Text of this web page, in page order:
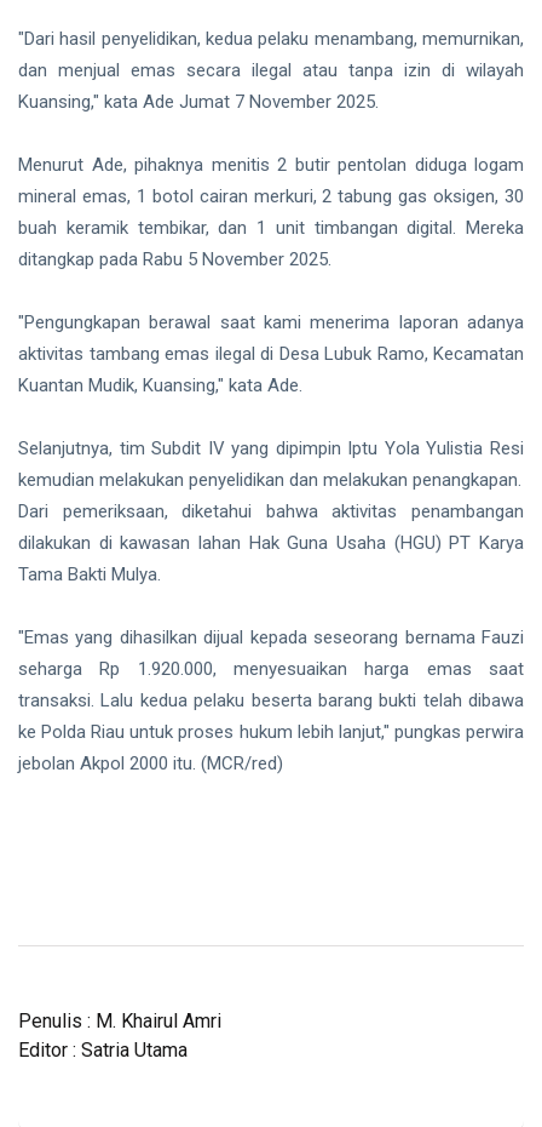
demi
Menjaga
Ketahanan
Energi
Prabowo Subianto
Indonesia
Pilkada 2024
KPK
Politik
PSSI
"Dari hasil penyelidikan, kedua pelaku menambang, memurnikan,
dan menjual emas secara ilegal atau tanpa izin di wilayah
Kuansing," kata Ade Jumat 7 November 2025.
Menurut Ade, pihaknya menitis 2 butir pentolan diduga logam
mineral emas, 1 botol cairan merkuri, 2 tabung gas oksigen, 30
buah keramik tembikar, dan 1 unit timbangan digital. Mereka
ditangkap pada Rabu 5 November 2025.
"Pengungkapan berawal saat kami menerima laporan adanya
aktivitas tambang emas ilegal di Desa Lubuk Ramo, Kecamatan
Kuantan Mudik, Kuansing," kata Ade.
Selanjutnya, tim Subdit IV yang dipimpin Iptu Yola Yulistia Resi
kemudian melakukan penyelidikan dan melakukan penangkapan.
Dari pemeriksaan, diketahui bahwa aktivitas penambangan
dilakukan di kawasan lahan Hak Guna Usaha (HGU) PT Karya
Tama Bakti Mulya.
"Emas yang dihasilkan dijual kepada seseorang bernama Fauzi
seharga Rp 1.920.000, menyesuaikan harga emas saat
transaksi. Lalu kedua pelaku beserta barang bukti telah dibawa
ke Polda Riau untuk proses hukum lebih lanjut," pungkas perwira
jebolan Akpol 2000 itu. (MCR/red)
Penulis : M. Khairul Amri
Editor : Satria Utama